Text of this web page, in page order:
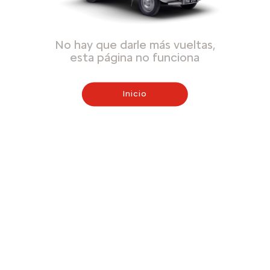
No hay que darle más vueltas,
esta página no funciona
Inicio